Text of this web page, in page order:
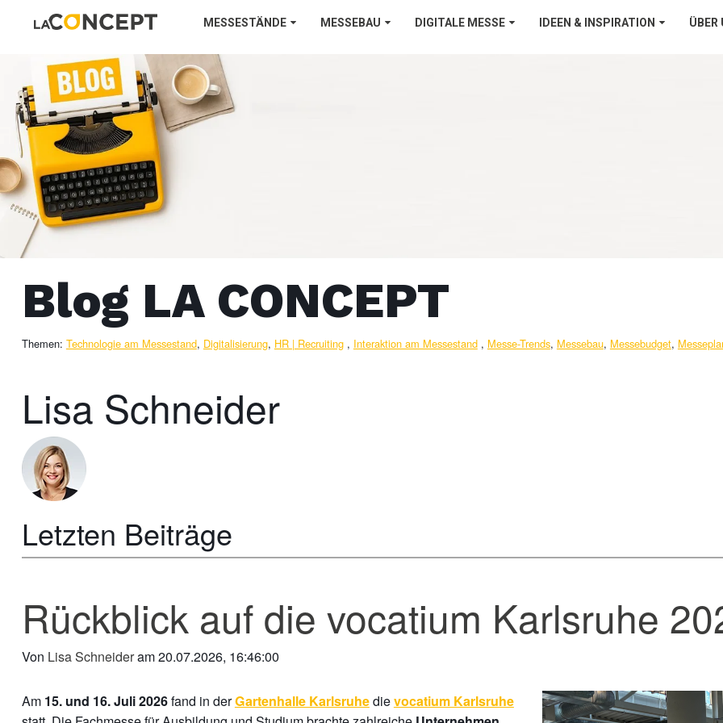
MESSESTÄNDE MESSEBAU DIGITALE MESSE IDEEN & INSPIRATION ÜBER
Blog LA CONCEPT
Themen: Technologie am Messestand, Digitalisierung, HR | Recruiting, Interaktion am Messestand, Messe-Trends, Messebau, Messebudget,
Lisa Schneider
Letzten Beiträge
Rückblick auf die vocatium Karlsruhe
Von Lisa Schneideram 20.07.2026, 16:46:00
Am 15. und 16. Juli 2026fand in derGartenhalle Karlsruhedievocatium Karlsruhe